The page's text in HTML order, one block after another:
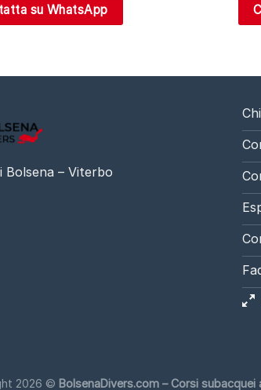
su WhatsApp
Bolsena – Viterbo
2026 © BolsenaDivers.com – Corsi